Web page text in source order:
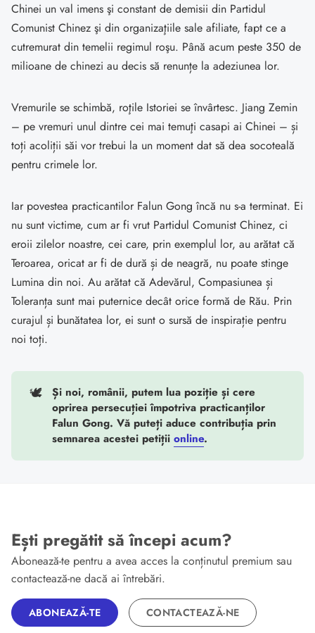
Chinei un val imens şi constant de demisii din Partidul
Comunist Chinez şi din organizaţiile sale afiliate, fapt ce a
cutremurat din temelii regimul roşu. Până acum peste 350 de
milioane de chinezi au decis să renunțe la adeziunea lor.
Vremurile se schimbă, roţile Istoriei se învârtesc. Jiang Zemin
– pe vremuri unul dintre cei mai temuţi casapi ai Chinei – și
toți acoliții săi vor trebui la un moment dat să dea socoteală
pentru crimele lor.
Iar povestea practicantilor Falun Gong încă nu s-a terminat. Ei
nu sunt victime, cum ar fi vrut Partidul Comunist Chinez, ci
eroii zilelor noastre, cei care, prin exemplul lor, au arătat că
Teroarea, oricat ar fi de dură și de neagră, nu poate stinge
Lumina din noi. Au arătat că Adevărul, Compasiunea și
Toleranța sunt mai puternice decât orice formă de Rău. Prin
curajul și bunătatea lor, ei sunt o sursă de inspirație pentru
noi toți.
🕊️
Și noi, românii, putem lua poziție și cere
oprirea persecuției împotriva practicanților
Falun Gong. Vă puteți aduce contribuția prin
semnarea acestei petițiionline.
Ești pregătit să începi acum?
Abonează-te pentru a avea acces la conținutul premium sau
contactează-ne dacă ai întrebări.
ABONEAZĂ-TE CONTACTEAZĂ-NE